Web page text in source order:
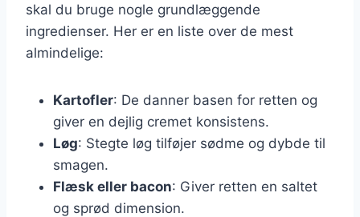
skal du bruge nogle grundlæggende
ingredienser. Her er en liste over de mest
almindelige:
Kartofler: De danner basen for retten og
giver en dejlig cremet konsistens.
Løg: Stegte løg tilføjer sødme og dybde til
smagen.
Flæsk eller bacon: Giver retten en saltet
og sprød dimension.